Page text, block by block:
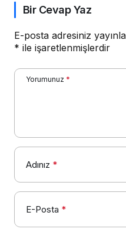
Bir Cevap Yaz
E-posta adresiniz
* ile işaretlenmişlerdir
Yorumunuz *
Adınız *
E-Posta *